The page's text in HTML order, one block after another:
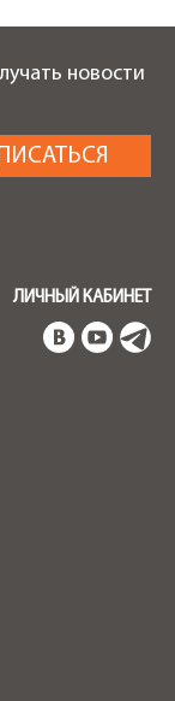
новости
ЛИЧНЫЙ КАБИНЕТ